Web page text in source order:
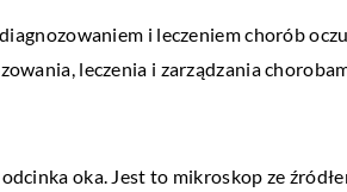
i leczeniem chorób
leczenia i zarządzania
oka. Jest to mikroskop ze